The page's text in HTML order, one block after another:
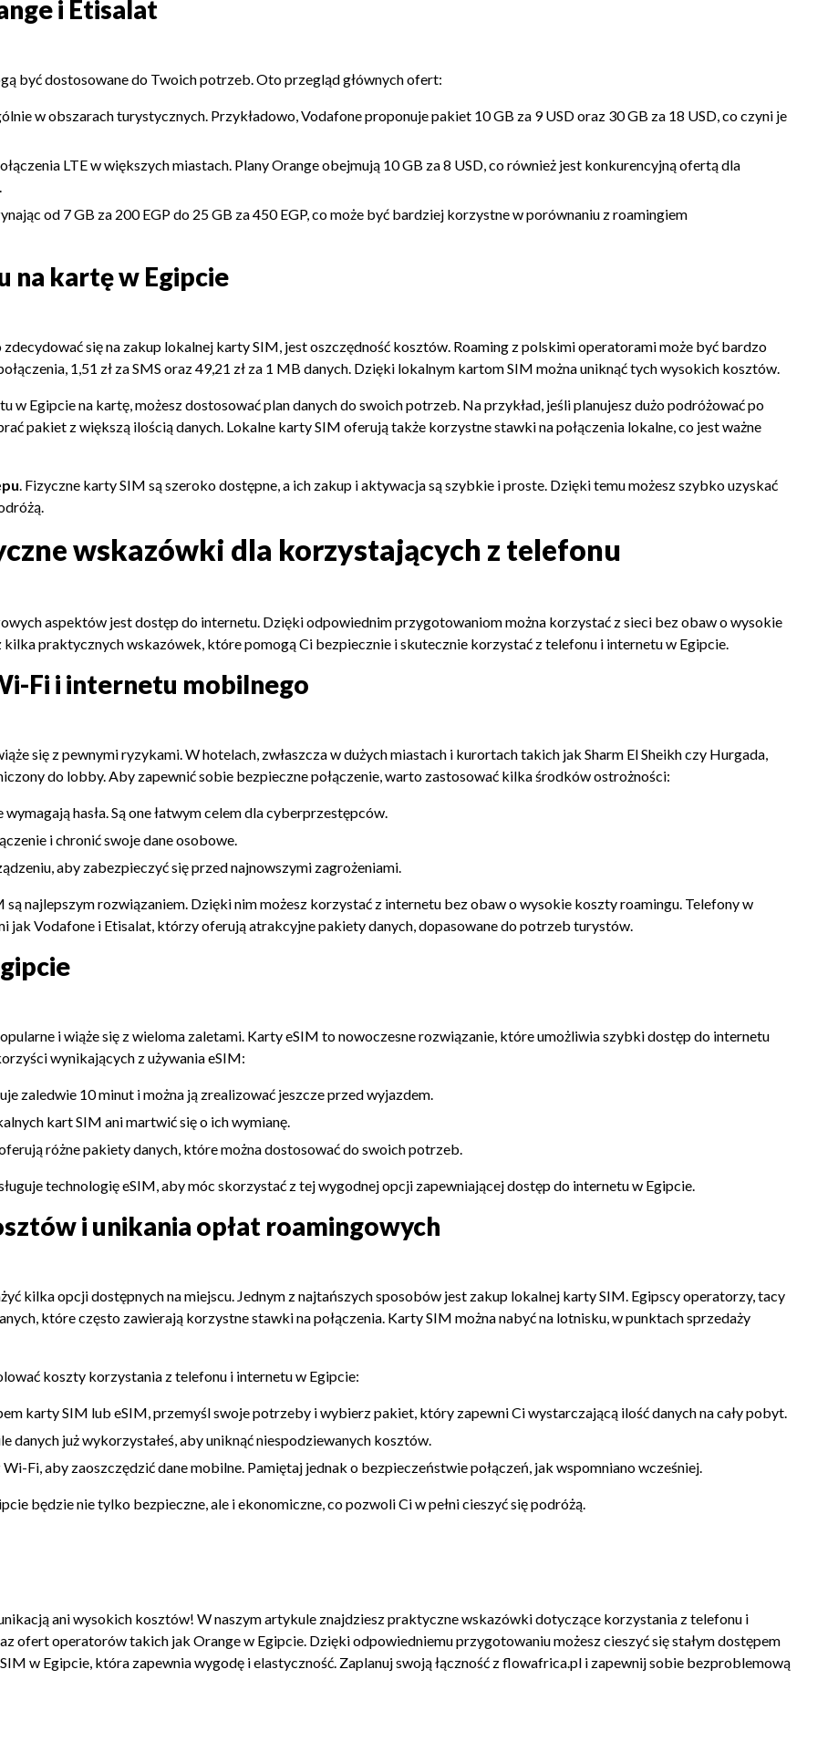
i Etisalat
być dostosowane do Twoich potrzeb. Oto przegląd głównych ofert:
w obszarach turystycznych. Przykładowo, Vodafone proponuje pakiet 10 GB za 9 USD oraz 30 GB za 18 USD, co czyni je
LTE w większych miastach. Plany Orange obejmują 10 GB za 8 USD, co również jest konkurencyjną ofertą dla
od 7 GB za 200 EGP do 25 GB za 450 EGP, co może być bardziej korzystne w porównaniu z roamingiem
na kartę w Egipcie
się na zakup lokalnej karty SIM, jest oszczędność kosztów. Roaming z polskimi operatorami może być bardzo
1,51 zł za SMS oraz 49,21 zł za 1 MB danych. Dzięki lokalnym kartom SIM można uniknąć tych wysokich kosztów.
w Egipcie na kartę, możesz dostosować plan danych do swoich potrzeb. Na przykład, jeśli planujesz dużo podróżować po
pakiet z większą ilością danych. Lokalne karty SIM oferują także korzystne stawki na połączenia lokalne, co jest ważne
. Fizyczne karty SIM są szeroko dostępne, a ich zakup i aktywacja są szybkie i proste. Dzięki temu możesz szybko uzyskać
wskazówki dla korzystających z telefonu
aspektów jest dostęp do internetu. Dzięki odpowiednim przygotowaniom można korzystać z sieci bez obaw o wysokie
praktycznych wskazówek, które pomogą Ci bezpiecznie i skutecznie korzystać z telefonu i internetu w Egipcie.
Fi i internetu mobilnego
się z pewnymi ryzykami. W hotelach, zwłaszcza w dużych miastach i kurortach takich jak Sharm El Sheikh czy Hurgada,
do lobby. Aby zapewnić sobie bezpieczne połączenie, warto zastosować kilka środków ostrożności:
hasła. Są one łatwym celem dla cyberprzestępców.
i chronić swoje dane osobowe.
aby zabezpieczyć się przed najnowszymi zagrożeniami.
najlepszym rozwiązaniem. Dzięki nim możesz korzystać z internetu bez obaw o wysokie koszty roamingu. Telefony w
jak Vodafone i Etisalat, którzy oferują atrakcyjne pakiety danych, dopasowane do potrzeb turystów.
i wiąże się z wieloma zaletami. Karty eSIM to nowoczesne rozwiązanie, które umożliwia szybki dostęp do internetu
wynikających z używania eSIM:
zaledwie 10 minut i można ją zrealizować jeszcze przed wyjazdem.
kart SIM ani martwić się o ich wymianę.
różne pakiety danych, które można dostosować do swoich potrzeb.
technologię eSIM, aby móc skorzystać z tej wygodnej opcji zapewniającej dostęp do internetu w Egipcie.
i unikania opłat roamingowych
kilka opcji dostępnych na miejscu. Jednym z najtańszych sposobów jest zakup lokalnej karty SIM. Egipscy operatorzy, tacy
które często zawierają korzystne stawki na połączenia. Karty SIM można nabyć na lotnisku, w punktach sprzedaży
koszty korzystania z telefonu i internetu w Egipcie:
karty SIM lub eSIM, przemyśl swoje potrzeby i wybierz pakiet, który zapewni Ci wystarczającą ilość danych na cały pobyt.
danych już wykorzystałeś, aby uniknąć niespodziewanych kosztów.
Fi, aby zaoszczędzić dane mobilne. Pamiętaj jednak o bezpieczeństwie połączeń, jak wspomniano wcześniej.
będzie nie tylko bezpieczne, ale i ekonomiczne, co pozwoli Ci w pełni cieszyć się podróżą.
ani wysokich kosztów! W naszym artykule znajdziesz praktyczne wskazówki dotyczące korzystania z telefonu i
ofert operatorów takich jak Orange w Egipcie. Dzięki odpowiedniemu przygotowaniu możesz cieszyć się stałym dostępem
w Egipcie, która zapewnia wygodę i elastyczność. Zaplanuj swoją łączność z flowafrica.pl i zapewnij sobie bezproblemową